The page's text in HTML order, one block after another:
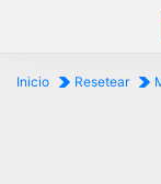
Inicio Resetear